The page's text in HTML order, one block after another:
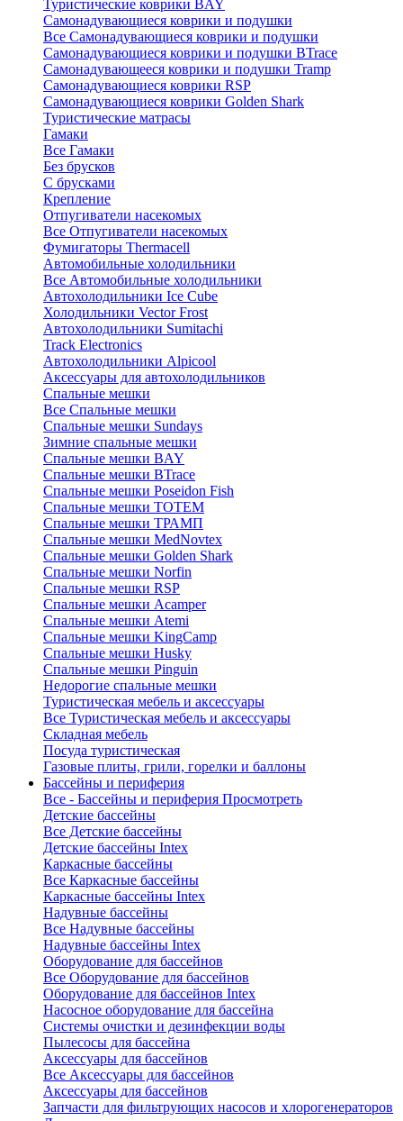
Туристические коврики BAY
Самонадувающиеся коврики и подушки
Все Самонадувающиеся коврики и подушки
Самонадувающиеся коврики и подушки BTrace
Самонадувающееся коврики и подушки Tramp
Самонадувающиеся коврики RSP
Самонадувающиеся коврики Golden Shark
Туристические матрасы
Гамаки
Все Гамаки
Без брусков
С брусками
Крепление
Отпугиватели насекомых
Все Отпугиватели насекомых
Фумигаторы Thermacell
Автомобильные холодильники
Все Автомобильные холодильники
Автохолодильники Ice Cube
Холодильники Vector Frost
Автохолодильники Sumitachi
Track Electronics
Автохолодильники Alpicool
Аксессуары для автохолодильников
Спальные мешки
Все Спальные мешки
Спальные мешки Sundays
Зимние спальные мешки
Спальные мешки BAY
Спальные мешки BTrace
Спальные мешки Poseidon Fish
Спальные мешки ТОТЕМ
Спальные мешки ТРАМП
Cпальные мешки MedNovtex
Спальные мешки Golden Shark
Спальные мешки Norfin
Спальные мешки RSP
Спальные мешки Acamper
Спальные мешки Atemi
Спальные мешки KingCamp
Спальные мешки Husky
Спальные мешки Pinguin
Недорогие спальные мешки
Туристическая мебель и аксессуары
Все Туристическая мебель и аксессуары
Складная мебель
Посуда туристическая
Газовые плиты, грили, горелки и баллоны
Бассейны и периферия
Все - Бассейны и периферия Просмотреть
Детские бассейны
Все Детские бассейны
Детские бассейны Intex
Каркасные бассейны
Все Каркасные бассейны
Каркасные бассейны Intex
Надувные бассейны
Все Надувные бассейны
Надувные бассейны Intex
Оборудование для бассейнов
Все Оборудование для бассейнов
Оборудование для бассейнов Intex
Насосное оборудование для бассейна
Системы очистки и дезинфекции воды
Пылесосы для бассейна
Аксессуары для бассейнов
Все Аксессуары для бассейнов
Аксессуары для бассейнов
Запчасти для фильтрующих насосов и хлорогенераторов